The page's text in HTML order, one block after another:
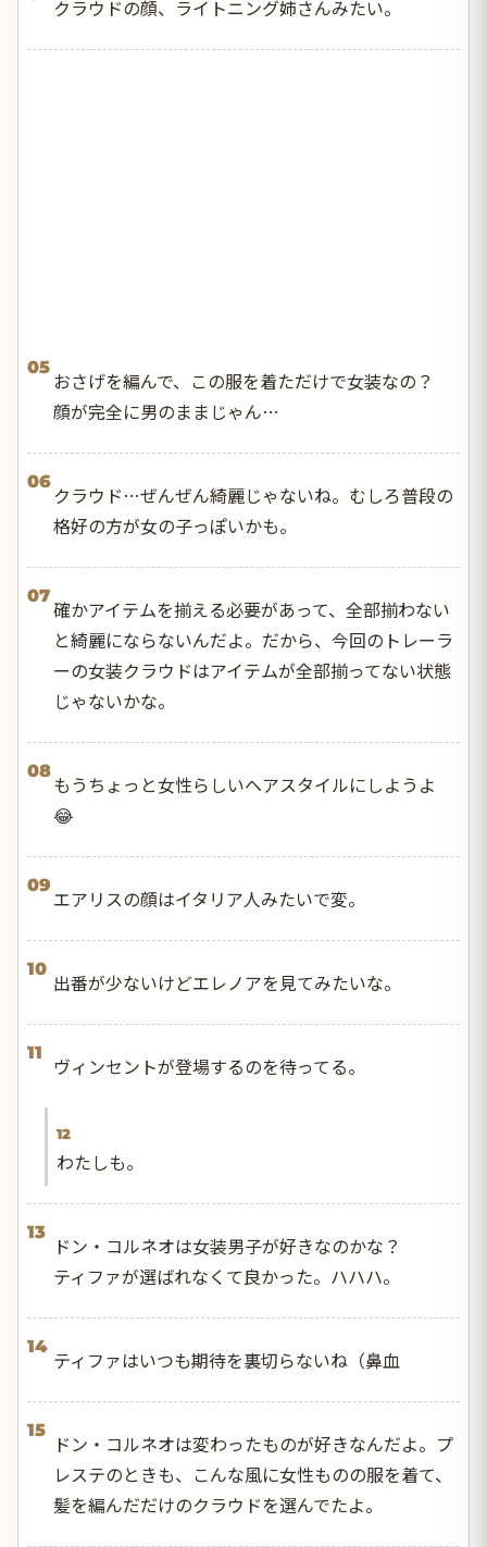
クラウドの顔、ライトニング姉さんみたい。
05
おさげを編んで、この服を着ただけで女装なの？
顔が完全に男のままじゃん…
06
クラウド…ぜんぜん綺麗じゃないね。むしろ普段の
格好の方が女の子っぽいかも。
07
確かアイテムを揃える必要があって、全部揃わない
と綺麗にならないんだよ。だから、今回のトレーラ
ーの女装クラウドはアイテムが全部揃ってない状態
じゃないかな。
08
もうちょっと女性らしいヘアスタイルにしようよ
😂
09
エアリスの顔はイタリア人みたいで変。
10
出番が少ないけどエレノアを見てみたいな。
11
ヴィンセントが登場するのを待ってる。
12
わたしも。
13
ドン・コルネオは女装男子が好きなのかな？
ティファが選ばれなくて良かった。ハハハ。
14
ティファはいつも期待を裏切らないね（鼻血
15
ドン・コルネオは変わったものが好きなんだよ。プ
レステのときも、こんな風に女性ものの服を着て、
髪を編んだだけのクラウドを選んでたよ。